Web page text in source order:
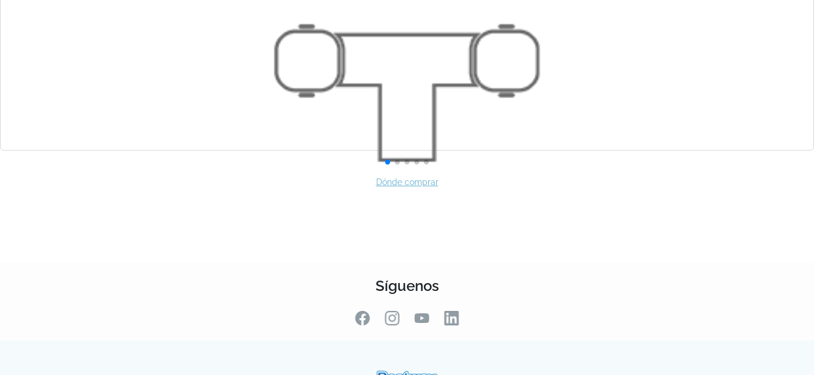
Síguenos